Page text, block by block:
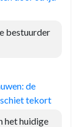
bestuurder
de
tekort
het huidige